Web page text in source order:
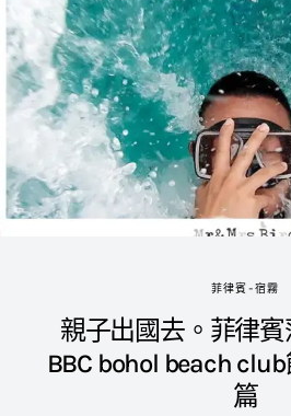
菲律賓-宿霧
親子出國去。菲律
BBC bohol beach
篇